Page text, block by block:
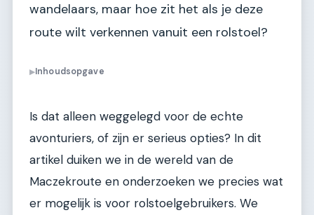
wandelaars, maar hoe zit het als je deze
route wilt verkennen vanuit een rolstoel?
▶Inhoudsopgave
Is dat alleen weggelegd voor de echte
avonturiers, of zijn er serieus opties? In dit
artikel duiken we in de wereld van de
Maczekroute en onderzoeken we precies wat
er mogelijk is voor rolstoelgebruikers. We